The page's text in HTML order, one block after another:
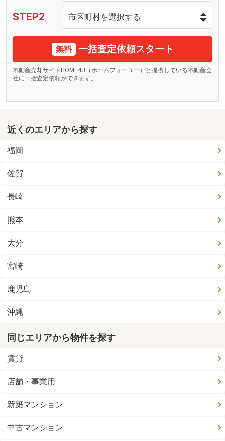
STEP2
無料 一括査定依頼スタート
不動産売却サイトHOME4U（ホームフォーユー）と提携している不動産会
社に一括査定依頼ができます。
近くのエリアから探す
福岡
佐賀
長崎
熊本
大分
宮崎
鹿児島
沖縄
同じエリアから物件を探す
賃貸
店舗・事業用
新築マンション
中古マンション